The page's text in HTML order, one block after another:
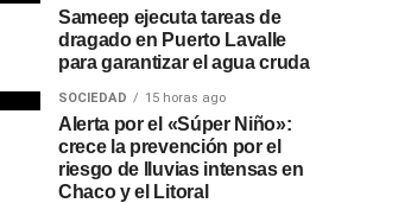
Sameep ejecuta tareas de
dragado en Puerto Lavalle
para garantizar el agua cruda
SOCIEDAD 15 horas ago
Alerta por el «Súper Niño»:
crece la prevención por el
riesgo de lluvias intensas en
Chaco y el Litoral